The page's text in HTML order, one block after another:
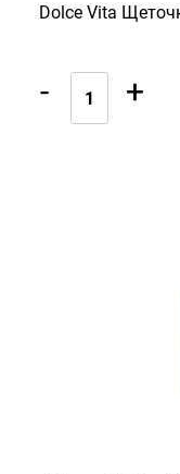
Dolce Vita
- +